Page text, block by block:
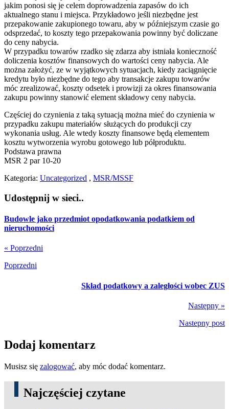
jakim ponosi się je celem doprowadzenia zapasów do ich
aktualnego stanu i miejsca. Przykładowo jeśli niezbędne jest
przepakowanie zakupionego towaru, aby w późniejszym czasie go
odsprzedać, to koszty tego przepakowania powinny być doliczane
do ceny nabycia.
W przypadku towarów rzadko się zdarza aby istniała konieczność
doliczenia kosztów finansowych do wartości ceny nabycia. Ale
można założyć, ze w wyjątkowych sytuacjach, kiedy zaciągnięcie
kredytu było niezbędne do tego aby transakcje zakupu towarów
móc zrealizować, koszty odsetek i prowizji za okres finansowania
zakupu powinny stanowić element składowy ceny nabycia.
Częściej do czynienia z taką sytuacją można mieć do czynienia w
przypadku zakupu materiałów służących do produkcji czy
wykonania usług. Ale wtedy koszty finansowe będą elementem
kosztu wytworzenia wyrobu gotowego lub półproduktu.
Podstawa prawna
MSR 2 par 10-20
Kategoria: Uncategorized , MSR/MSSF
Udostępnij w sieci..
Budowle jako przedmiot opodatkowania podatkiem od
nieruchomości
« Poprzedni
Poprzedni
Skład podatkowy a zaległości wobec ZUS
Następny »
Nastepny post
Dodaj komentarz
Musisz się zalogować, aby móc dodać komentarz.
Najczęściej czytane